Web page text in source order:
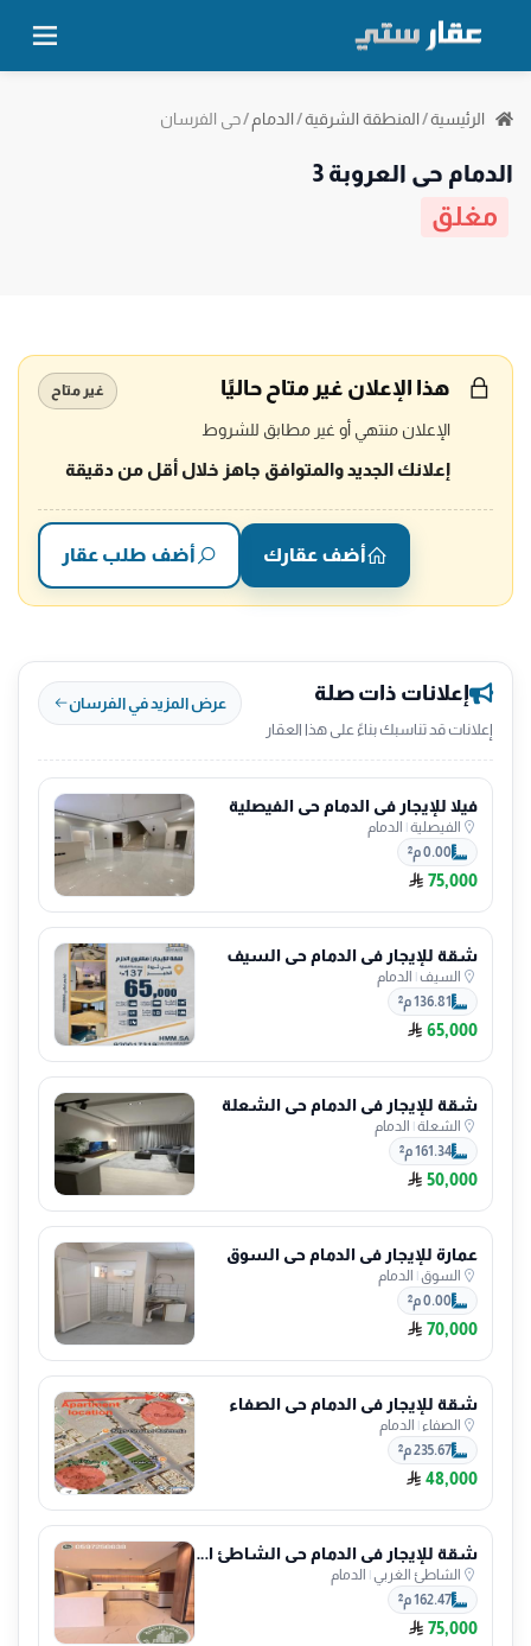
الرئيسية/المنطقة الشرقية/الدمام /حي الفرسان
الدمام حي العروبة 3
مغلق
هذا الإعلان غير متاح حاليًا غير متاح
الإعلان منتهي أو غير مطابق للشروط
إعلانك الجديد والمتوافق جاهز خلال أقل من دقيقة
أضف عقارك أضف طلب عقار
إعلانات ذات صلة
إعلانات قد تناسبك بناءً على هذا العقار
عرض المزيد في الفرسان
فيلا للإيجار في الدمام حي الفيصلية
الفيصلية| الدمام
0.00 م²
75,000
شقة للإيجار في الدمام حي السيف
السيف| الدمام
136.81 م²
65,000
شقة للإيجار في الدمام حي الشعلة
الشعلة| الدمام
161.34 م²
50,000
عمارة للإيجار في الدمام حي السوق
السوق| الدمام
0.00 م²
70,000
شقة للإيجار في الدمام حي الصفاء
الصفاء | الدمام
235.67 م²
48,000
شقة للإيجار في الدمام حي الشاطئ الغربي
الشاطئ الغربي| الدمام
162.47 م²
75,000